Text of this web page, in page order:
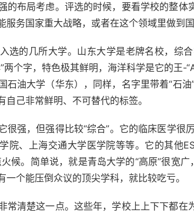
的布局考虑。评选的时候，要看学校的整体
服务国家重大战略，或者在这个领域里做到国
选的几所大学。山东大学是老牌名校，综
两个字，特色极其鲜明，海洋科学是它的王-
石油大学（华东），同样，名字里带着“石
自己非常鲜明、不可替代的标签。
很强，但强得比较“综合”。它的临床医学很
院、上海交通大学医学院等等。它的其他
候。简单说，就是青岛大学的“高原”很宽
一个能压倒众议的顶尖学科，就比较吃亏。
常清楚这一点。这些年，学校上上下下都在